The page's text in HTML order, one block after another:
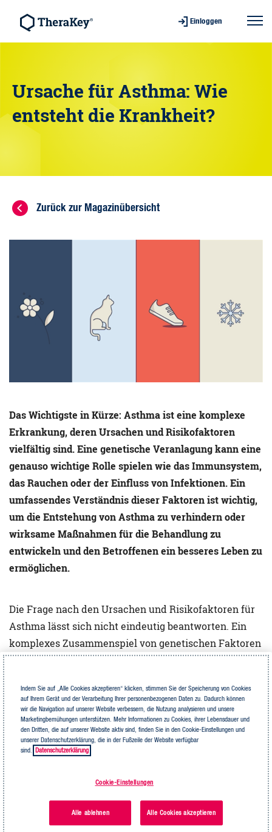
Einloggen
Ursache für Asthma: Wie
entsteht die Krankheit?
Zurück zur Magazinübersicht
Das Wichtigste in Kürze: Asthma ist eine komplexe
Erkrankung, deren Ursachen und Risikofaktoren
vielfältig sind. Eine genetische Veranlagung kann eine
genauso wichtige Rolle spielen wie das Immunsystem,
das Rauchen oder der Einfluss von Infektionen. Ein
umfassendes Verständnis dieser Faktoren ist wichtig,
um die Entstehung von Asthma zu verhindern oder
wirksame Maßnahmen für die Behandlung zu
entwickeln und den Betroffenen ein besseres Leben zu
ermöglichen.
Die Frage nach den Ursachen und Risikofaktoren für
Asthma lässt sich nicht eindeutig beantworten. Ein
komplexes Zusammenspiel von genetischen Faktoren
und Umwelteinflüssen führt zu der chronischen
Entstehung beitragen, sind aber bekannt. Welche das
sind, welche Ursachen und Risikofaktoren es gibt und
inwieweit Asthma vererbbar ist, beleuchtet dieser
Artikel.
Ursachen für Asthma
Asthma entsteht nicht plötzlich, sondern entwickelt
Indem Sie auf „Alle Cookies akzeptieren“ klicken, stimmen Sie der Speicherung von Cookies
auf Ihrem Gerät und der Verarbeitung Ihrer personenbezogenen Daten zu. Dadurch können
wir die Navigation auf unserer Website verbessern, die Nutzung analysieren und unsere
Marketingbemühungen unterstützen. Mehr Informationen zu Cookies, ihrer Lebensdauer und
den Dritten, die auf unserer Website aktiv sind, finden Sie in den Cookie-Einstellungen und
unserer Datenschutzerklärung, die in der Fußzeile der Website verfügbar
sind.
Datenschutzerklärung
Cookie-Einstellungen
Alle ablehnen Alle Cookies akzeptieren